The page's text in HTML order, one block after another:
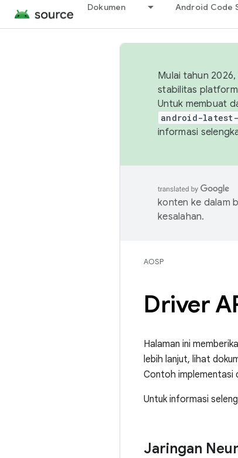
Dokumen Android Code
Mulai tahun
stabilitas platform
Untuk membuat
android-
informasi
konten ke dalam
kesalahan.
AOSP
Driver
Halaman ini
lebih lanjut, lihat
Contoh implementasi
Untuk informasi
Jaringan